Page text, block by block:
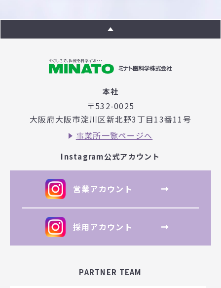
本社
〒532-0025
大阪府大阪市淀川区新北野3丁目13番11号
事業所一覧ページへ
Instagram公式アカウント
営業アカウント
採用アカウント
PARTNER TEAM